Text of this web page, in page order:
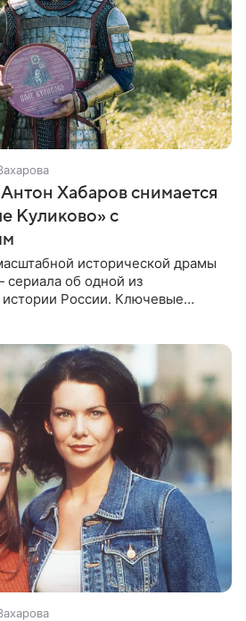
Хабаров снимается
Куликово» с
исторической драмы
об одной из
истории России. Ключевые